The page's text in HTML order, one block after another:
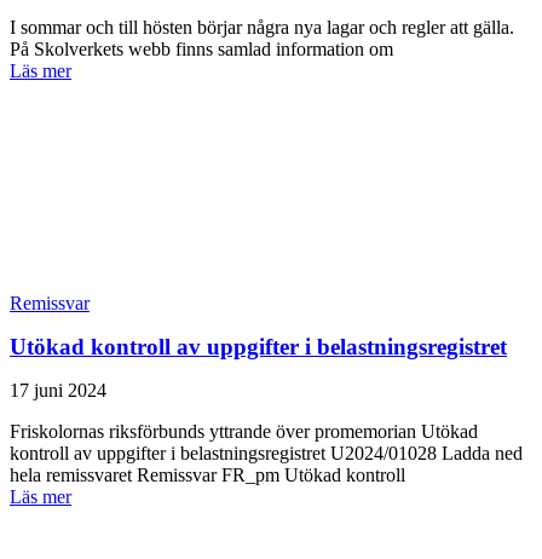
I sommar och till hösten börjar några nya lagar och regler att gälla.
På Skolverkets webb finns samlad information om
Läs mer
Remissvar
Utökad kontroll av uppgifter i belastningsregistret
17 juni 2024
Friskolornas riksförbunds yttrande över promemorian Utökad
kontroll av uppgifter i belastningsregistret U2024/01028 Ladda ned
hela remissvaret Remissvar FR_pm Utökad kontroll
Läs mer